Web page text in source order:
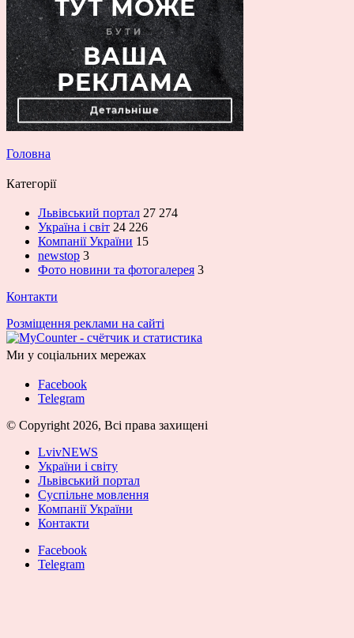
Головна
Категорії
Львівський портал 27 274
Україна і світ 24 226
Компанії України 15
newstop 3
Фото новини та фотогалерея 3
Контакти
Розміщення реклами на сайті
Ми у соціальних мережах
Facebook
Telegram
© Copyright 2026, Всі права захищені
LvivNEWS
України і світу
Львівський портал
Суспільне мовлення
Компанії України
Контакти
Facebook
Telegram